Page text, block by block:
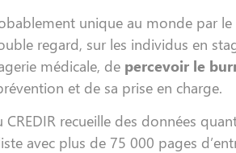
unique au monde par le
regard, sur les individus en
médicale, de percevoir le
et de sa prise en charge.
CREDIR recueille des données
avec plus de 75 000 pages